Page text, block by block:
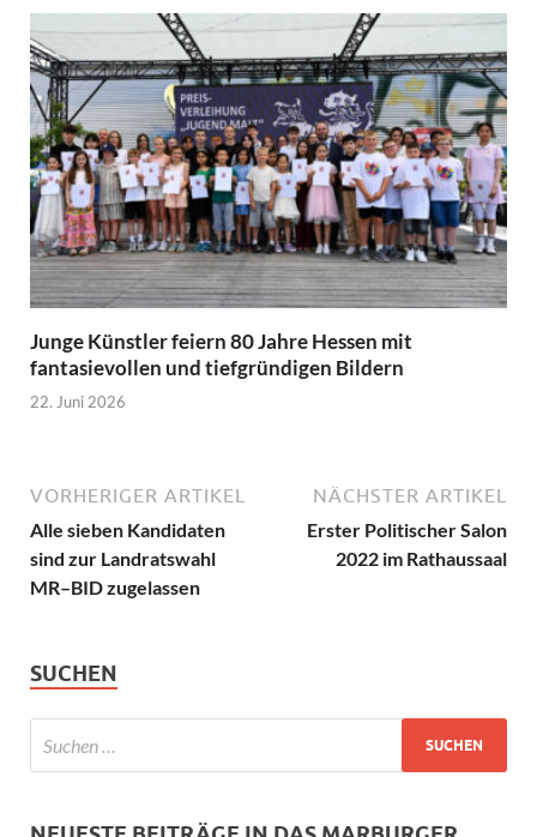
Junge Künstler feiern 80 Jahre Hessen mit
fantasievollen und tiefgründigen Bildern
22. Juni 2026
VORHERIGER ARTIKEL
Alle sieben Kandidaten
sind zur Landratswahl
MR–BID zugelassen
NÄCHSTER ARTIKEL
Erster Politischer Salon
2022 im Rathaussaal
SUCHEN